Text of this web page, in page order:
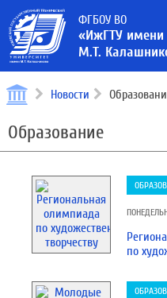
ФГБОУ ВО
«ИжГТУ имени
М.Т.
Новости
Образование
по